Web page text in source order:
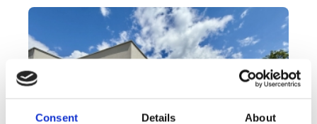
Consent Details About